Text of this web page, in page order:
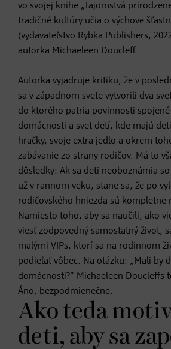
vo svojej knihe „Tajomstvá
tradičné kultúry učia o výchove
(vydavateľstvo Rybka Publishers,
autorka Michaeleen Doucleff.
Autorka vyjadruje kritiku, že v
sa v západnom svete vytvorili dva
do ktorého patria povinnosti
domácnosti a svet detí, kde majú
hračky, svoje extra jedlo a okrem
zabávanie zo strany rodičov. Má to
dôsledky: Ak sa deti neoboznámia
už v rannom veku, stane sa, že po
rodičovského hniezda sú kompletne
Namiesto toho, aby sa naučili, ako
viesť zodpovedný samostatný život,
malými VIPs, ktorí sa na rodinnom
podieľať vôbec. Na otázku: „Mali by
domácnosti?“ Michaeleen Doucleffs
Áno, bezpodmienečne.
Ako teda
deti, aby sa